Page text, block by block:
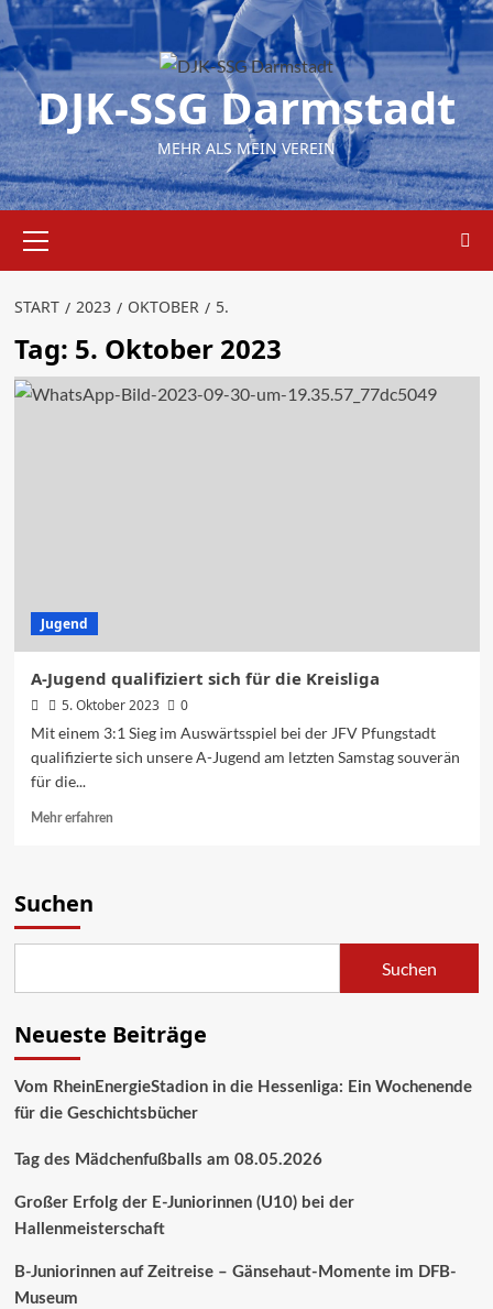
Zum
Inhalt
springen
DJK-SSG Darmstadt
MEHR ALS MEIN VEREIN
Menü
START 2023 OKTOBER 5.
Tag: 5. Oktober 2023
Jugend
A-Jugend qualifiziert sich für die Kreisliga
5. Oktober 2023
0
Mit einem 3:1 Sieg im Auswärtsspiel bei der JFV Pfungstadt
qualifizierte sich unsere A-Jugend am letzten Samstag souverän
für die...
Mehr erfahren
Suchen
Suchen
Neueste Beiträge
Vom RheinEnergieStadion in die Hessenliga: Ein Wochenende
für die Geschichtsbücher
Tag des Mädchenfußballs am 08.05.2026
Großer Erfolg der E-Juniorinnen (U10) bei der
Hallenmeisterschaft
B-Juniorinnen auf Zeitreise – Gänsehaut-Momente im DFB-
Museum